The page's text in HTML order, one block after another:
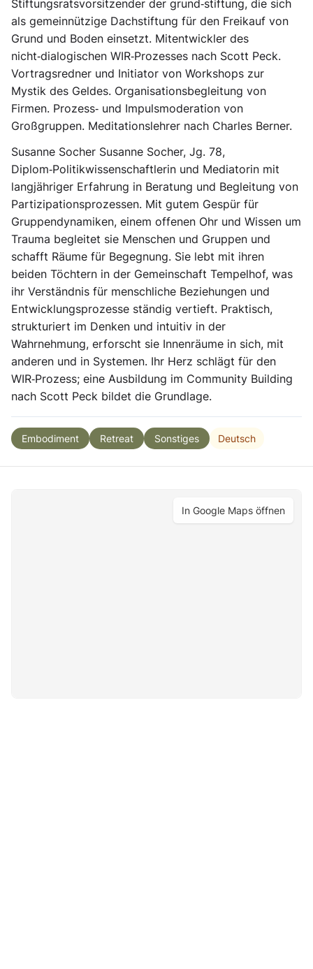
Stiftungsratsvorsitzender der grund‑stiftung, die sich
als gemeinnützige Dachstiftung für den Freikauf von
Grund und Boden einsetzt. Mitentwickler des
nicht‑dialogischen WIR‑Prozesses nach Scott Peck.
Vortragsredner und Initiator von Workshops zur
Mystik des Geldes. Organisationsbegleitung von
Firmen. Prozess‑ und Impulsmoderation von
Großgruppen. Meditationslehrer nach Charles Berner.
Susanne Socher Susanne Socher, Jg. 78,
Diplom‑Politikwissenschaftlerin und Mediatorin mit
langjähriger Erfahrung in Beratung und Begleitung von
Partizipationsprozessen. Mit gutem Gespür für
Gruppendynamiken, einem offenen Ohr und Wissen um
Trauma begleitet sie Menschen und Gruppen und
schafft Räume für Begegnung. Sie lebt mit ihren
beiden Töchtern in der Gemeinschaft Tempelhof, was
ihr Verständnis für menschliche Beziehungen und
Entwicklungsprozesse ständig vertieft. Praktisch,
strukturiert im Denken und intuitiv in der
Wahrnehmung, erforscht sie Innenräume in sich, mit
anderen und in Systemen. Ihr Herz schlägt für den
WIR‑Prozess; eine Ausbildung im Community Building
nach Scott Peck bildet die Grundlage.
Embodiment Retreat Sonstiges Deutsch
In Google Maps öffnen